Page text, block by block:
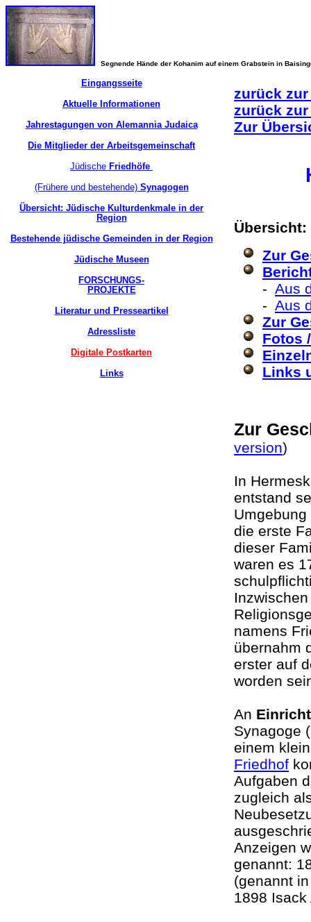
Segnende Hände der Kohanim auf einem Grabstein in
Eingangsseite
Aktuelle Informationen
Jahrestagungen von Alemannia Judaica
Die Mitglieder der Arbeitsgemeinschaft
Jüdische Friedhöfe
(Frühere und bestehende)Synagogen
Übersicht: Jüdische Kulturdenkmale in der
Region
Bestehende jüdische Gemeinden in der Region
Jüdische Museen
FORSCHUNGS-
PROJEKTE
Literatur und Presseartikel
Adressliste
Digitale Postkarten
Links
zurück
zurück
Zur
Übersicht:
Zur
- Aus
- Aus
Zur
Fotos
Links
Zur
version)
In
entstand
die erste
dieser
waren es
namens
übernahm
erster auf
worden
An
Synagoge
einem
Friedhof
Aufgaben
zugleich
Anzeigen
genannt:
(genannt
1898